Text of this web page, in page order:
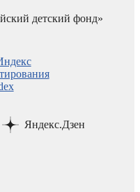
детский фонд»
Яндекс.Дзен